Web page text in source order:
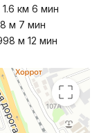
км 6 мин
м 7 мин
м 12 мин